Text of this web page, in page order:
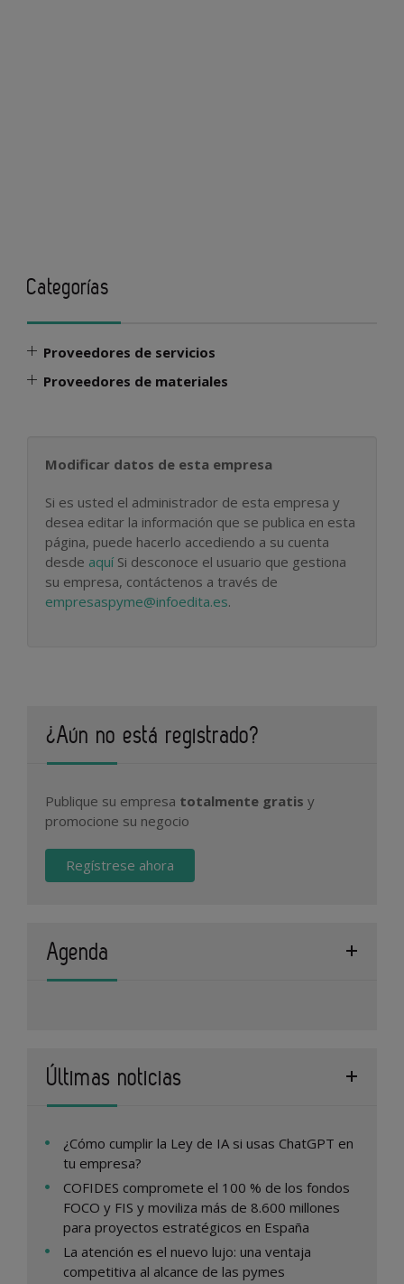
Categorías
Proveedores de servicios
Proveedores de materiales
Modificar datos de esta empresa
Si es usted el administrador de esta empresa y
desea editar la información que se publica en esta
página, puede hacerlo accediendo a su cuenta
desde aquíSi desconoce el usuario que gestiona
su empresa, contáctenos a través de
empresaspyme@infoedita.es.
¿Aún no está registrado?
Publique su empresa totalmente gratis y
promocione su negocio
Regístrese ahora
Agenda
Últimas noticias
¿Cómo cumplir la Ley de IA si usas ChatGPT en
tu empresa?
COFIDES compromete el 100 % de los fondos
FOCO y FIS y moviliza más de 8.600 millones
para proyectos estratégicos en España
La atención es el nuevo lujo: una ventaja
competitiva al alcance de las pymes